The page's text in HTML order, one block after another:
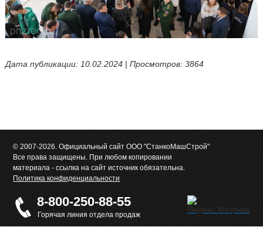
Дата публикации: 10.02.2024 | Просмотров: 3864
© 2007-2026. Официальный сайт ООО "СтанкоМашСтрой"
Все права защищены. При любом копировании
материала - ссылка на сайт источник обязательна.
Политика конфиденциальности
8-800-250-88-55
Горячая линия отдела продаж